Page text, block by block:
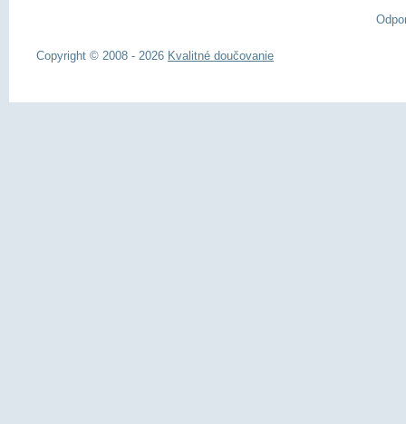
Copyright © 2008 - 2026 Kvalitné doučovanie